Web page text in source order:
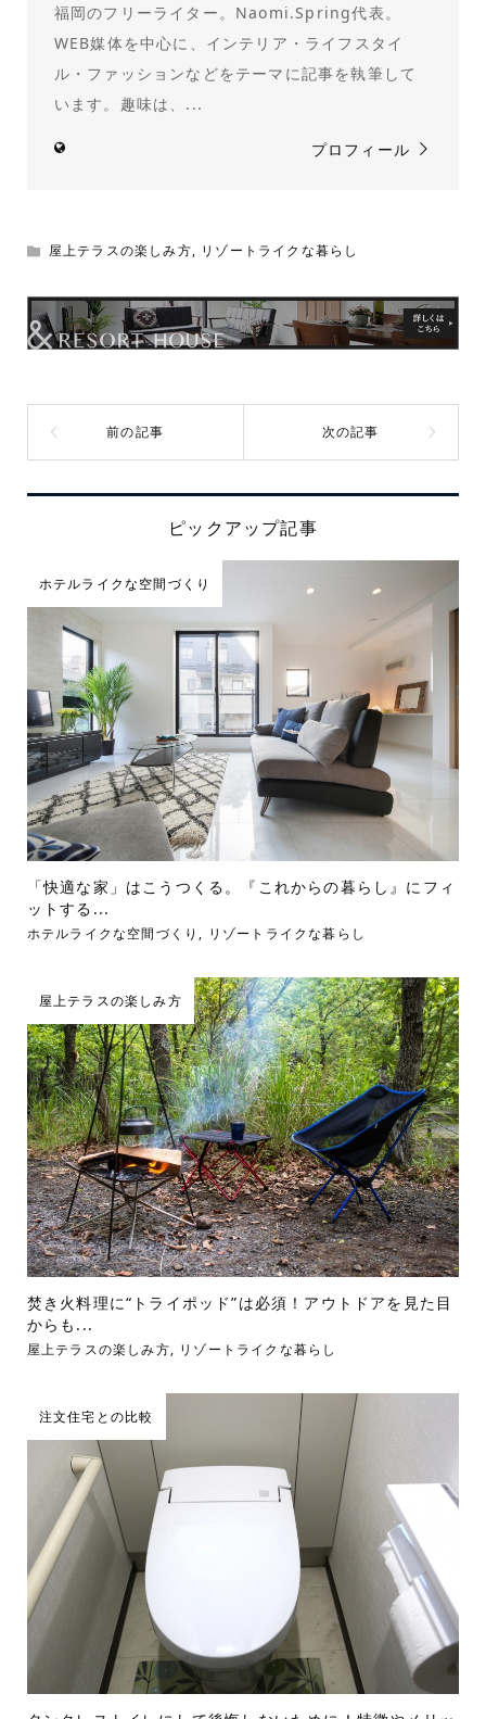
福岡のフリーライター。Naomi.Spring代表。
WEB媒体を中心に、インテリア・ライフスタイ
ル・ファッションなどをテーマに記事を執筆して
います。趣味は、...
プロフィール
屋上テラスの楽しみ方, リゾートライクな暮らし
ピックアップ記事
ホテルライクな空間づくり
「快適な家」はこうつくる。『これからの暮らし』にフィ
ットする...
ホテルライクな空間づくり , リゾートライクな暮らし
屋上テラスの楽しみ方
焚き火料理に“トライポッド”は必須！アウトドアを見た目
からも...
屋上テラスの楽しみ方, リゾートライクな暮らし
注文住宅との比較